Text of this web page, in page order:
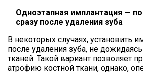
Одноэтапная имплантация —
сразу после удаления зуба
В некоторых случаях, установить
после удаления зуба, не
тканей. Такой вариант позволяет
атрофию костной ткани, однако,